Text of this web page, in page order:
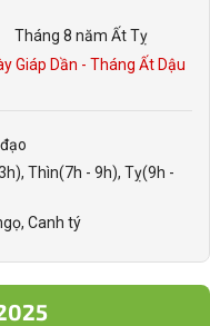
Tháng 8 năm Ất Tỵ
Giáp Dần - Tháng Ất Dậu
Thìn(7h - 9h), Tỵ(9h -
Canh tý